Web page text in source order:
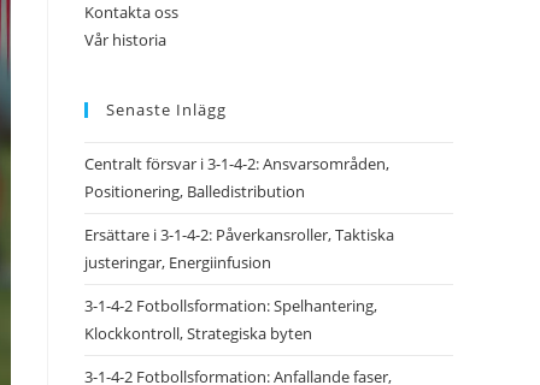
Kontakta oss
Vår historia
Senaste Inlägg
Centralt försvar i 3-1-4-2: Ansvarsområden,
Positionering, Balledistribution
Ersättare i 3-1-4-2: Påverkansroller, Taktiska
justeringar, Energiinfusion
3-1-4-2 Fotbollsformation: Spelhantering,
Klockkontroll, Strategiska byten
3-1-4-2 Fotbollsformation: Anfallande faser,